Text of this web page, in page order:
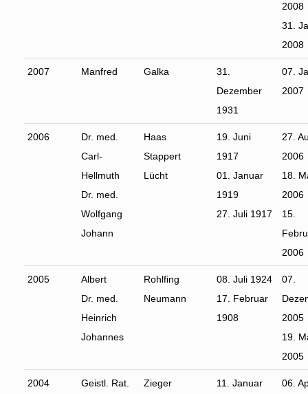
2008
31.
2008
2007 Manfred Galka
31.
Dezember
1931
07.
2007
2006
Dr. med.
Carl-
Hellmuth
Dr. med.
Wolfgang
Johann
Haas
Stappert
Lücht
19. Juni
1917
01. Januar
1919
27. Juli 1917
27.
2006
18.
2006
15.
2006
2005
Albert
Dr. med.
Heinrich
Johannes
Rohlfing
Neumann
08. Juli 1924
17. Februar
1908
07.
2005
19.
2005
2004 Geistl. Rat. Zieger 11. Januar 06.